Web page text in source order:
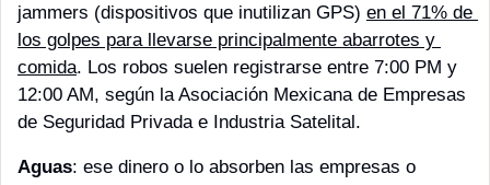
jammers (dispositivos que inutilizan GPS) en el 71% de
los golpes para llevarse principalmente abarrotes y
comida. Los robos suelen registrarse entre 7:00 PM y
12:00 AM, según la Asociación Mexicana de Empresas
de Seguridad Privada e Industria Satelital.
Aguas: ese dinero o lo absorben las empresas o